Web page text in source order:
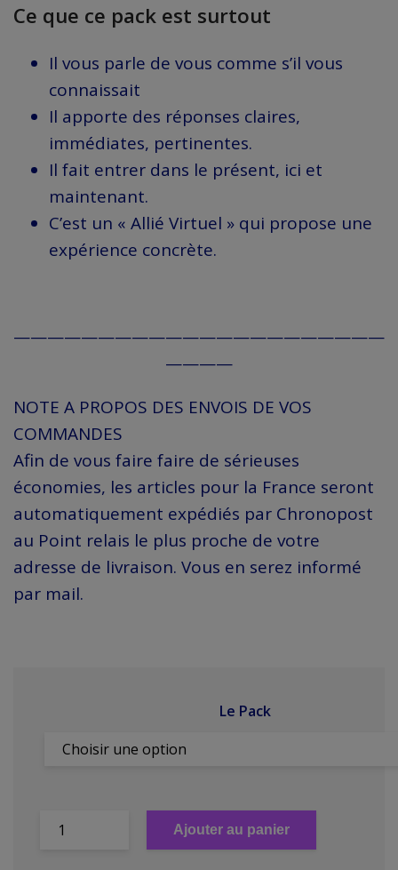
Ce que ce pack est surtout
Il vous parle de vous comme s’il vous
connaissait
Il apporte des réponses claires,
immédiates, pertinentes.
Il fait entrer dans le présent, ici et
maintenant.
C’est un « Allié Virtuel » qui propose une
expérience concrète.
——————————————————————
————
NOTE A PROPOS DES ENVOIS DE VOS
COMMANDES
Afin de vous faire faire de sérieuses
économies, les articles pour la France seront
automatiquement expédiés par Chronopost
au Point relais le plus proche de votre
adresse de livraison. Vous en serez informé
par mail.
Le Pack
Ajouter au panier